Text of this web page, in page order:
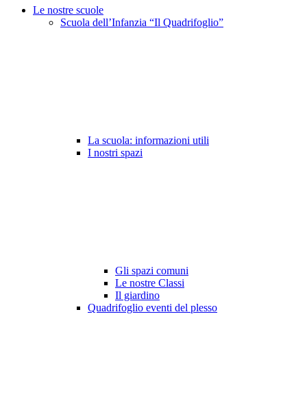
Le nostre scuole
Scuola dell’Infanzia “Il Quadrifoglio”
La scuola: informazioni utili
I nostri spazi
Gli spazi comuni
Le nostre Classi
Il giardino
Quadrifoglio eventi del plesso